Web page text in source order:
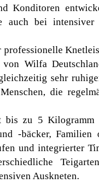
Konditoren
auch bei intensiver
Wilfa
sehr
die
bis zu 5
-bäcker, Familien
und integrierter
Auskneten.